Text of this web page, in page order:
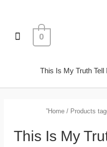
ראשי
0
This Is My Truth Tell
Home/ Products
This Is My